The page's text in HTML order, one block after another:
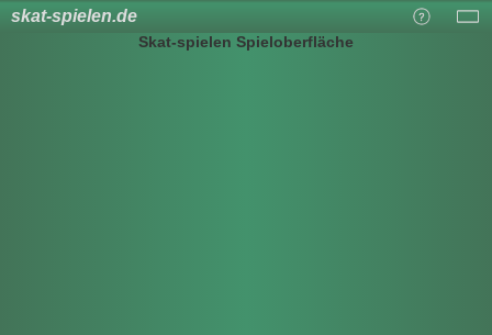
skat-spielen.de
Skat-spielen Spieloberfläche